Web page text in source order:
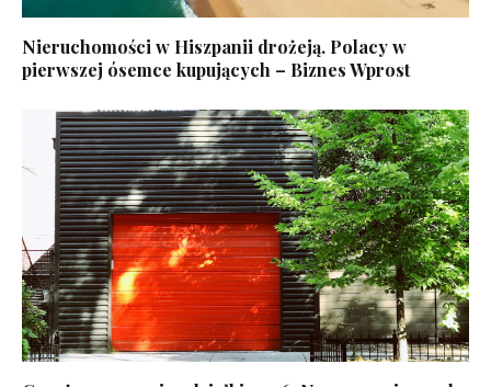
Nieruchomości w Hiszpanii drożeją. Polacy w
pierwszej ósemce kupujących – Biznes Wprost